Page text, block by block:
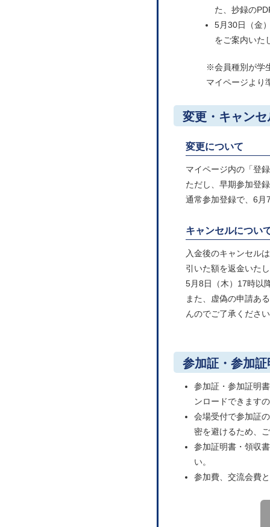
た、抄録の
5月30日（金
をご案内いた
※会員種別が学
マイページより
変更・キャン
変更について
マイページ内の「登
ただし、早期参加登
通常参加登録で、6月
キャンセルについ
入金後のキャンセル
引いた額を返金いた
5月8日（木）17時以
また、虚偽の申請あ
んのでご了承くださ
参加証・参加
参加証・参加証明
ンロードできます
会場受付で参加証
密を避けるため、
参加証明書・領収
い。
参加費、交流会費